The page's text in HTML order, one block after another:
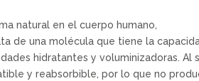
natural en el cuerpo humano,
de una molécula que tiene la
hidratantes y voluminizadoras. Al
y reabsorbible, por lo que no